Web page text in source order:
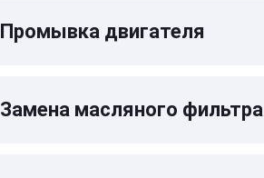
Промывка двигателя
Замена масляного фильтра